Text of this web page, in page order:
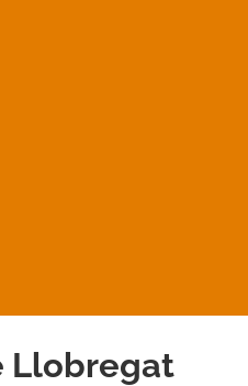
Llobregat